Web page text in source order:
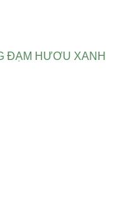
ĐẠM HƯƠU XANH